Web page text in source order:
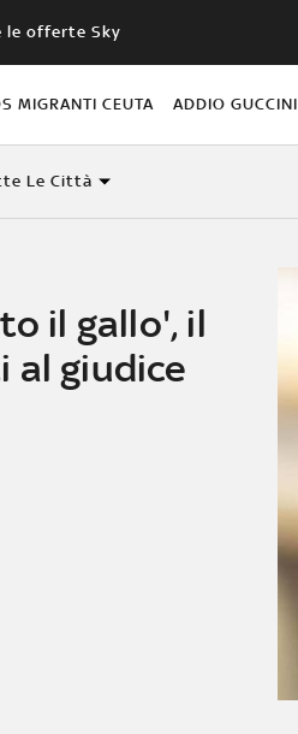
le offerte Sky
MIGRANTI CEUTA ADDIO GUCCINI
Le Città
il gallo', il
al giudice